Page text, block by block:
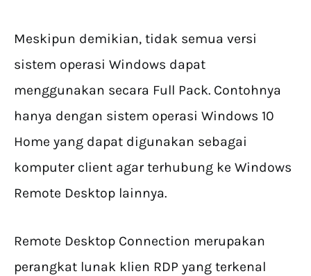
Meskipun demikian, tidak semua versi
sistem operasi Windows dapat
menggunakan secara Full Pack. Contohnya
hanya dengan sistem operasi Windows 10
Home yang dapat digunakan sebagai
komputer client agar terhubung ke Windows
Remote Desktop lainnya.
Remote Desktop Connection merupakan
perangkat lunak klien RDP yang terkenal